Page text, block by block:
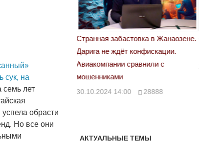
сук, на
лет
обрасти
Но все они
сравнили с
28888
«Новый Казахстан не говорит всей
правды»
29.10.2024 09:00 39623
АКТУАЛЬНЫЕ ТЕМЫ